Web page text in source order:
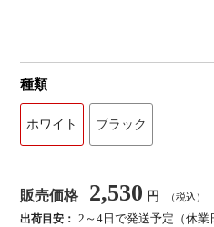
種類
ホワイト ブラック
販売価格 2,530 円 （税込）
出荷目安： 2～4日で発送予定（休